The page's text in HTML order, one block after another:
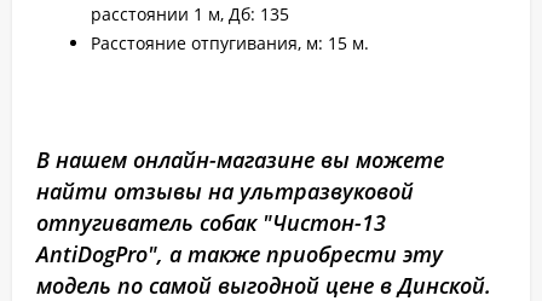
расстоянии 1 м, Дб: 135
Расстояние отпугивания, м: 15 м.
В нашем онлайн-магазине вы можете
найти отзывы на ультразвуковой
отпугиватель собак "Чистон-13
AntiDogPro", а также приобрести эту
модель по самой выгодной цене в Динской.